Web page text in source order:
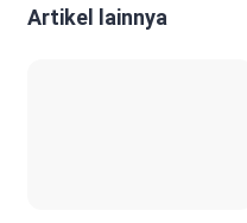
Artikel lainnya